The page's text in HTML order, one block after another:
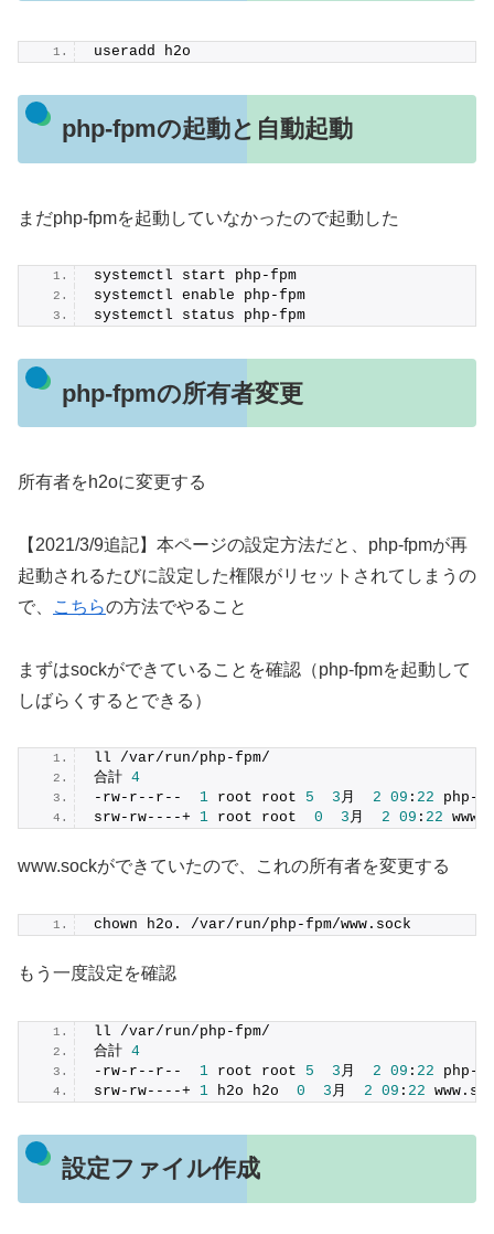
useradd h2o
php-fpmの起動と自動起動
まだphp-fpmを起動していなかったので起動した
systemctl start php-fpm
systemctl enable php-fpm
systemctl status php-fpm
php-fpmの所有者変更
所有者をh2oに変更する
【2021/3/9追記】本ページの設定方法だと、php-fpmが再
起動されるたびに設定した権限がリセットされてしまうの
で、
こちらの方法でやること
まずはsockができていることを確認（php-fpmを起動して
しばらくするとできる）
ll /var/run/php-fpm/
合計 4
-rw-r--r-- 1 root root 5 3月 2 09 : 22 php-
srw-rw----+ 1 root root 0 3月 2 09 : 22
www.sockができていたので、これの所有者を変更する
chown h2o. /var/run/php-fpm/www.sock
もう一度設定を確認
ll /var/run/php-fpm/
合計 4
-rw-r--r-- 1 root root 5 3月 2 09 : 22 php-
srw-rw----+ 1 h2o h2o 0 3月 2 09 : 22
設定ファイル作成